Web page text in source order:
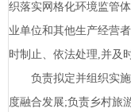
织落实网格化环境监管
业单位和其他生产经营
时制止、依法处理,并及
负责拟定并组织实施
度融合发展;负责乡村旅